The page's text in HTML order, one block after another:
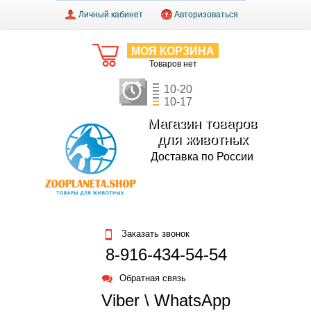
Личный кабинет Авторизоваться
МОЯ КОРЗИНА
Товаров нет
10-20
10-17
Магазин товаров
для животных
Доставка по России
Заказать звонок
8-916-434-54-54
Обратная связь
Viber \ WhatsApp